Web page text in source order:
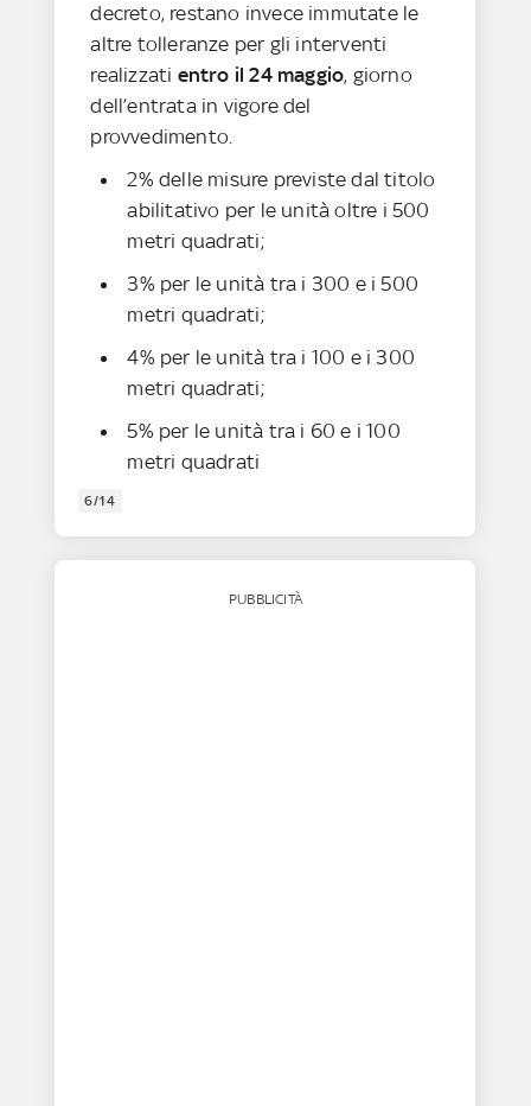
decreto, restano invece immutate le
altre tolleranze per gli interventi
realizzati entro il 24 maggio, giorno
dell’entrata in vigore del
provvedimento.
2% delle misure previste dal titolo
abilitativo per le unità oltre i 500
metri quadrati;
3% per le unità tra i 300 e i 500
metri quadrati;
4% per le unità tra i 100 e i 300
metri quadrati;
5% per le unità tra i 60 e i 100
metri quadrati
6/14
PUBBLICITÀ